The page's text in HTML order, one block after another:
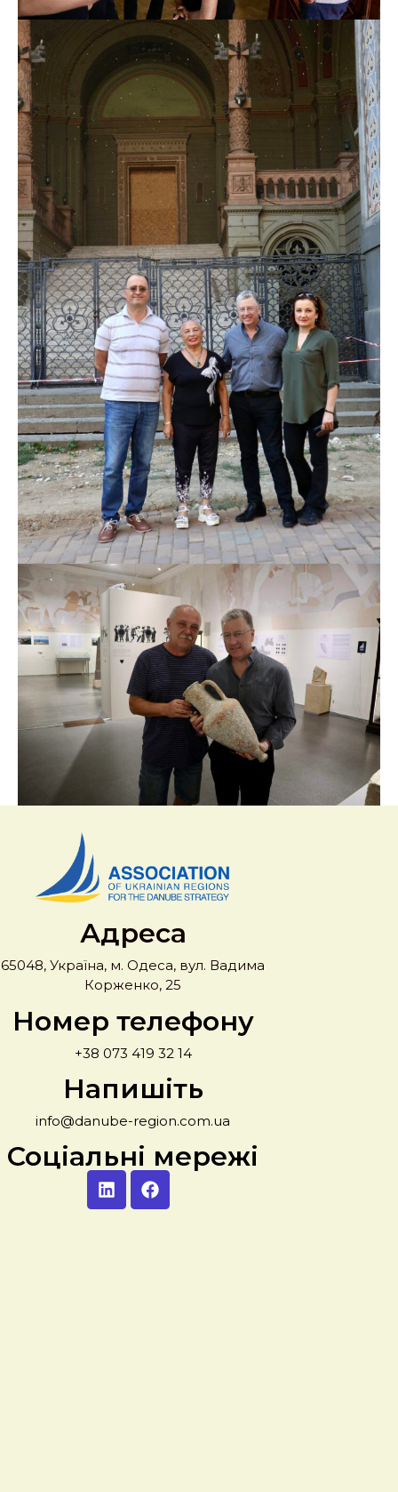
Адреса
65048, Україна, м. Одеса, вул. Вадима
Корженко, 25
Номер телефону
+38 073 419 32 14
Напишіть
info@danube-region.com.ua
Соціальні мережі